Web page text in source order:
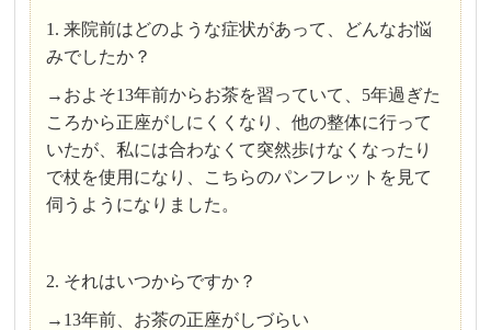
1. 来院前はどのような症状があって、どんなお悩
みでしたか？
→およそ13年前からお茶を習っていて、5年過ぎた
ころから正座がしにくくなり、他の整体に行って
いたが、私には合わなくて突然歩けなくなったり
で杖を使用になり、こちらのパンフレットを見て
伺うようになりました。
2. それはいつからですか？
→13年前、お茶の正座がしづらい